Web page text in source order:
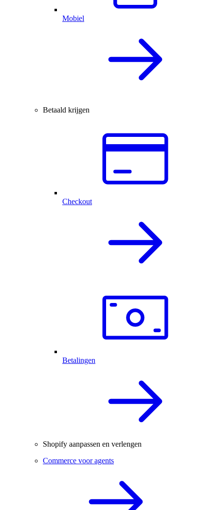
Mobiel
Betaald krijgen
Checkout
Betalingen
Shopify aanpassen en verlengen
Commerce voor agents